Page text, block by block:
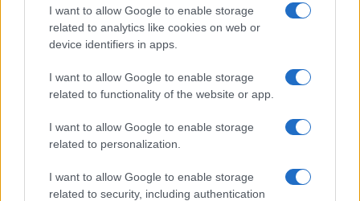
I want to allow Google to enable storage
related to analytics like cookies on web or
device identifiers in apps.
I want to allow Google to enable storage
related to functionality of the website or app.
I want to allow Google to enable storage
related to personalization.
I want to allow Google to enable storage
related to security, including authentication
Paolo Pinna
Martina Agostina Diturco